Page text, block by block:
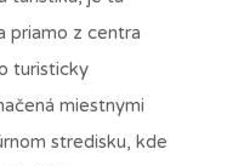
priamo z centra
turisticky
miestnymi
stredisku, kde